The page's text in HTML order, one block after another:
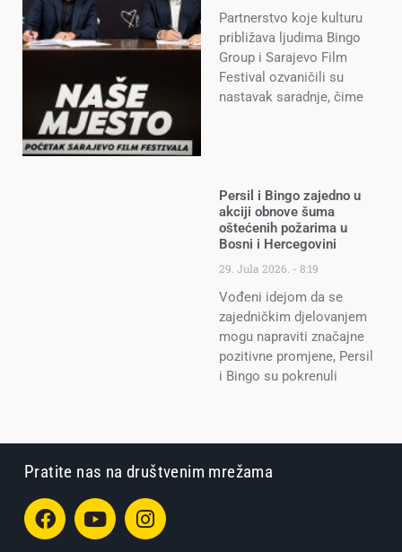
Partnerstvo koje kulturu
približava ljudima Bingo
Group i Sarajevo Film
Festival ozvaničili su
nastavak saradnje, čime
Persil i Bingo zajedno u
akciji obnove šuma
oštećenih požarima u
Bosni i Hercegovini
29. Jula 2026. 8:19
Vođeni idejom da se
zajedničkim djelovanjem
mogu napraviti značajne
pozitivne promjene, Persil
i Bingo su pokrenuli
Pratite nas na društvenim mrežama